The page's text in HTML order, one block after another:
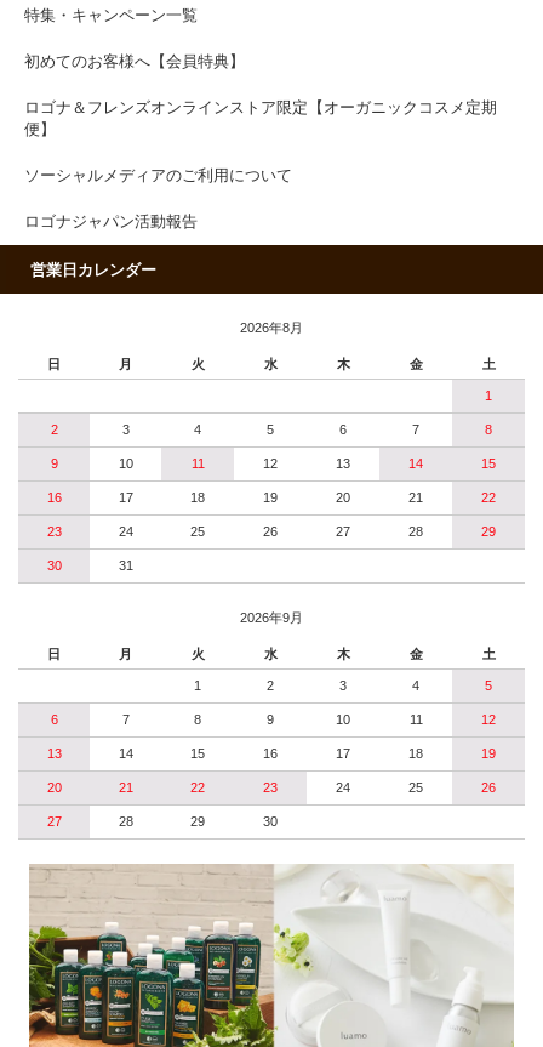
特集・キャンペーン一覧
初めてのお客様へ【会員特典】
ロゴナ＆フレンズオンラインストア限定【オーガニックコスメ定期
便】
ソーシャルメディアのご利用について
ロゴナジャパン活動報告
営業日カレンダー
2026年8月
日 月 火 水 木 金 土
1
2 3 4 5 6 7 8
9 10 11 12 13 14 15
16 17 18 19 20 21 22
23 24 25 26 27 28 29
30 31
2026年9月
日 月 火 水 木 金 土
1 2 3 4 5
6 7 8 9 10 11 12
13 14 15 16 17 18 19
20 21 22 23 24 25 26
27 28 29 30